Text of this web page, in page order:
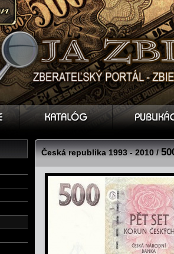
Česká republika 1993 - 2010 /